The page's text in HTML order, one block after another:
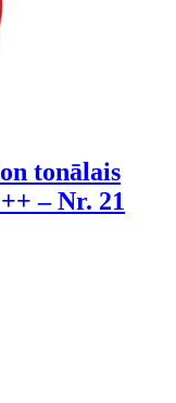
tonālais
– Nr. 21